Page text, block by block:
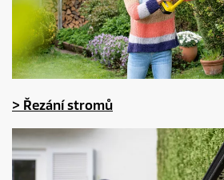
> Řezání stromů